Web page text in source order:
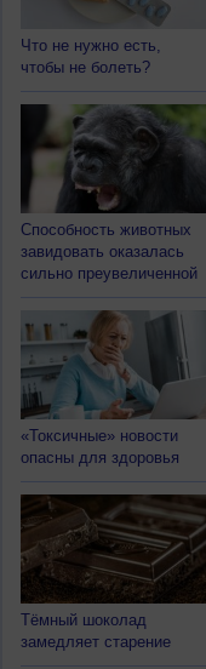
Что не нужно есть,
чтобы не болеть?
Способность животных
завидовать оказалась
сильно преувеличенной
«Токсичные» новости
опасны для здоровья
Тёмный шоколад
замедляет старение